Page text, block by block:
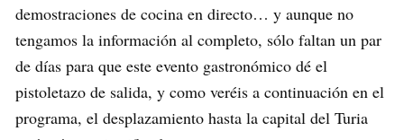
demostraciones de cocina en directo… y aunque no
tengamos la información al completo, sólo faltan un par
de días para que este evento gastronómico dé el
pistoletazo de salida, y como veréis a continuación en el
programa, el desplazamiento hasta la capital del Turia